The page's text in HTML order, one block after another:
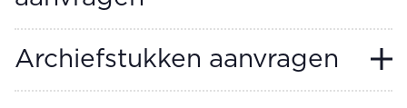
Archiefstukken aanvragen